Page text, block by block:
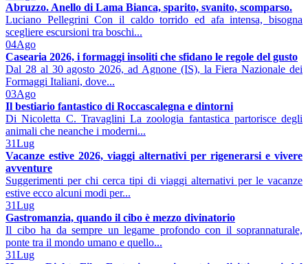
Abruzzo. Anello di Lama Bianca, sparito, svanito, scomparso.
Luciano Pellegrini Con il caldo torrido ed afa intensa, bisogna
scegliere escursioni tra boschi...
04Ago
Casearia 2026, i formaggi insoliti che sfidano le regole del gusto
Dal 28 al 30 agosto 2026, ad Agnone (IS), la Fiera Nazionale dei
Formaggi Italiani, dove...
03Ago
Il bestiario fantastico di Roccascalegna e dintorni
Di Nicoletta C. Travaglini La zoologia fantastica partorisce degli
animali che neanche i moderni...
31Lug
Vacanze estive 2026, viaggi alternativi per rigenerarsi e vivere
avventure
Suggerimenti per chi cerca tipi di viaggi alternativi per le vacanze
estive ecco alcuni modi per...
31Lug
Gastromanzia, quando il cibo è mezzo divinatorio
Il cibo ha da sempre un legame profondo con il soprannaturale,
ponte tra il mondo umano e quello...
31Lug